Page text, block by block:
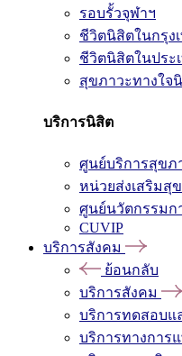
รอบรั้วจุฬาฯ
ชีวิตนิสิตในกรุง
ชีวิตนิสิตในประ
สุขภาวะทางใจ
บริการนิสิต
ศูนย์บริการสุขภ
หน่วยส่งเสริมสุ
ศูนย์นวัตกรรมกา
CUVIP
บริการสังคม
ย้อนกลับ
บริการสังคม
บริการทดสอบแ
บริการทางการ